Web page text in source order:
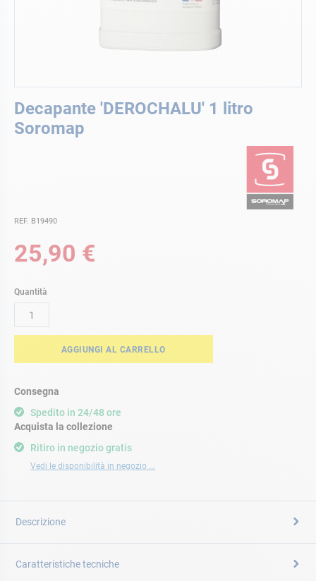
Decapante 'DEROCHALU' 1 litro
Soromap
REF. B19490
25,90 €
Quantità
AGGIUNGI AL CARRELLO
Consegna
Spedito in 24/48 ore
Ritiro in negozio gratis
Vedi le disponibilità in negozio ...
Acquista la collezione
all'inizio
della
galleria
Descrizione
Caratteristiche tecniche